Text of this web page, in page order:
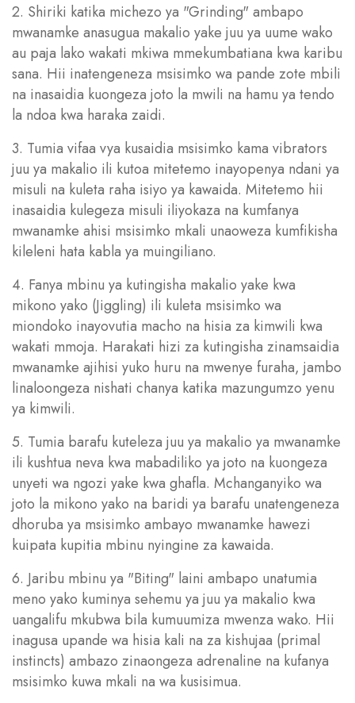
2. Shiriki katika michezo ya "Grinding" ambapo
mwanamke anasugua makalio yake juu ya uume wako
au paja lako wakati mkiwa mmekumbatiana kwa karibu
sana. Hii inatengeneza msisimko wa pande zote mbili
na inasaidia kuongeza joto la mwili na hamu ya tendo
la ndoa kwa haraka zaidi.
3. Tumia vifaa vya kusaidia msisimko kama vibrators
juu ya makalio ili kutoa mitetemo inayopenya ndani ya
misuli na kuleta raha isiyo ya kawaida. Mitetemo hii
inasaidia kulegeza misuli iliyokaza na kumfanya
mwanamke ahisi msisimko mkali unaoweza kumfikisha
kileleni hata kabla ya muingiliano.
4. Fanya mbinu ya kutingisha makalio yake kwa
mikono yako (Jiggling) ili kuleta msisimko wa
miondoko inayovutia macho na hisia za kimwili kwa
wakati mmoja. Harakati hizi za kutingisha zinamsaidia
mwanamke ajihisi yuko huru na mwenye furaha, jambo
linaloongeza nishati chanya katika mazungumzo yenu
ya kimwili.
5. Tumia barafu kuteleza juu ya makalio ya mwanamke
ili kushtua neva kwa mabadiliko ya joto na kuongeza
unyeti wa ngozi yake kwa ghafla. Mchanganyiko wa
joto la mikono yako na baridi ya barafu unatengeneza
dhoruba ya msisimko ambayo mwanamke hawezi
kuipata kupitia mbinu nyingine za kawaida.
6. Jaribu mbinu ya "Biting" laini ambapo unatumia
meno yako kuminya sehemu ya juu ya makalio kwa
uangalifu mkubwa bila kumuumiza mwenza wako. Hii
inagusa upande wa hisia kali na za kishujaa (primal
instincts) ambazo zinaongeza adrenaline na kufanya
msisimko kuwa mkali na wa kusisimua.